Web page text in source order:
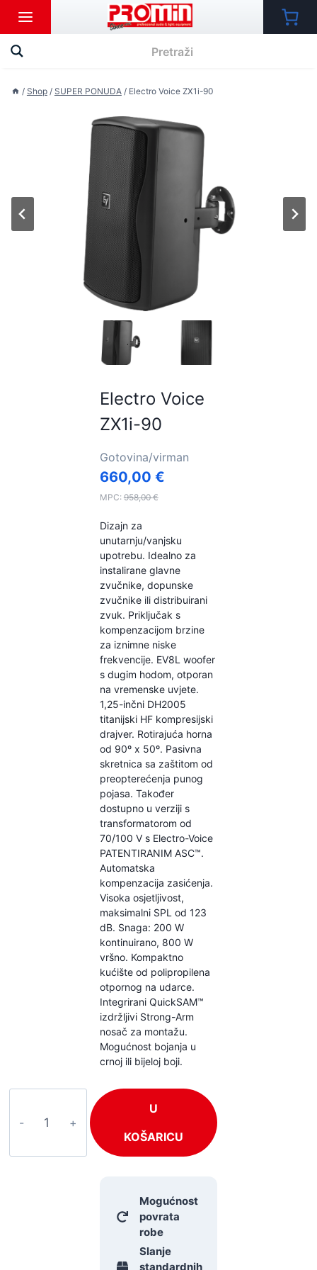
content
/ Shop / SUPER PONUDA / Electro Voice ZX1i-90
Electro Voice
ZX1i-90
Gotovina/virman
660,00€
MPC: 958,00€
Dizajn za
unutarnju/vanjsku
upotrebu. Idealno za
instalirane glavne
zvučnike, dopunske
zvučnike ili distribuirani
zvuk. Priključak s
kompenzacijom brzine
za iznimne niske
frekvencije. EV8L woofer
s dugim hodom, otporan
na vremenske uvjete.
1,25-inčni DH2005
titanijski HF kompresijski
drajver. Rotirajuća horna
od 90º x 50º. Pasivna
skretnica sa zaštitom od
preopterećenja punog
pojasa. Također
dostupno u verziji s
transformatorom od
70/100 V s Electro-Voice
PATENTIRANIM ASC™.
Automatska
kompenzacija zasićenja.
Visoka osjetljivost,
maksimalni SPL od 123
dB. Snaga: 200 W
kontinuirano, 800 W
vršno. Kompaktno
kućište od polipropilena
otpornog na udarce.
Integrirani QuickSAM™
izdržljivi Strong-Arm
nosač za montažu.
Mogućnost bojanja u
crnoj ili bijeloj boji.
ZX1i-
količina
U
KOŠARICU
Mogućnost
povrata
robe
Slanje
standardnih